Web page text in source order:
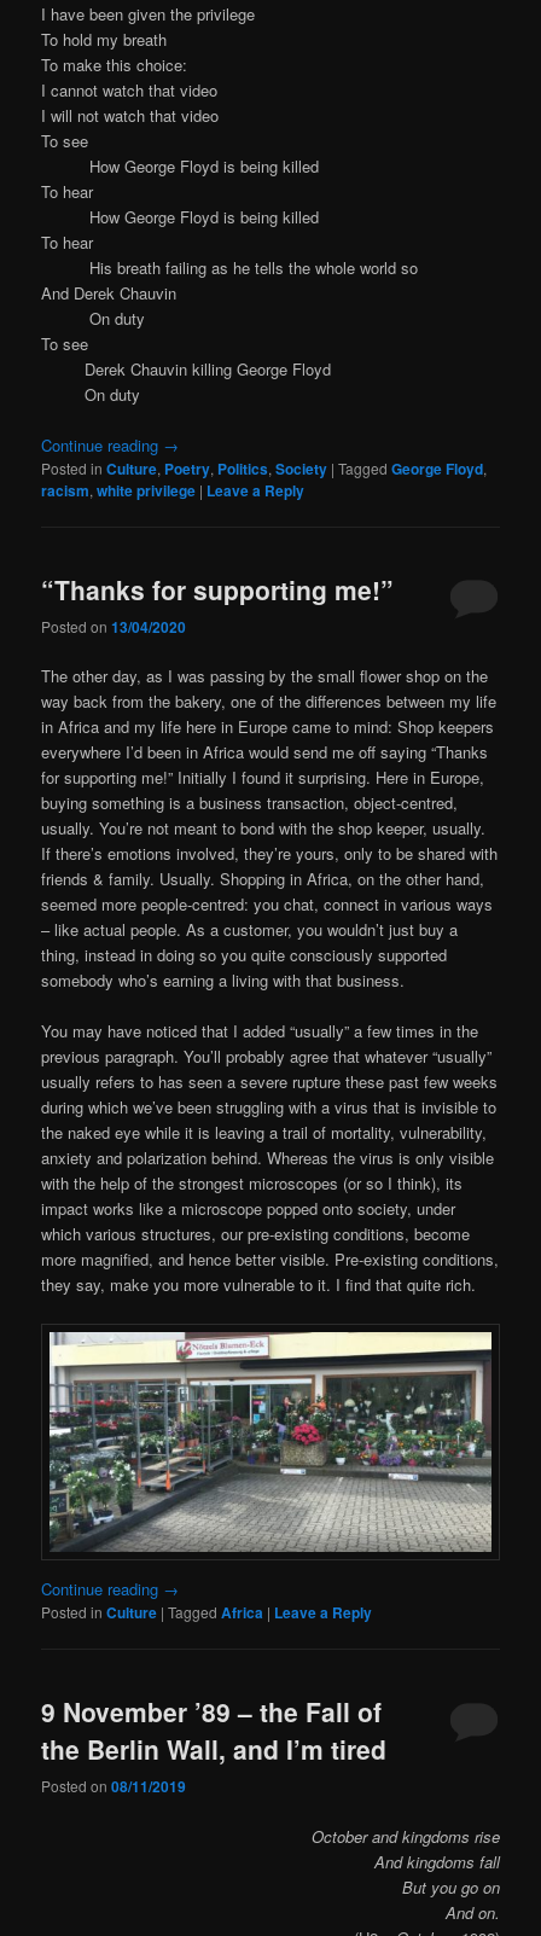
I have been given the privilege
To hold my breath
To make this choice:
I cannot watch that video
I will not watch that video
To see
How George Floyd is being killed
To hear
How George Floyd is being killed
To hear
His breath failing as he tells the whole world so
And Derek Chauvin
On duty
To see
Derek Chauvin killing George Floyd
On duty
Continue reading →
Posted in Culture, Poetry, Politics,Society |Tagged George Floyd,
racism,white privilege | Leave a Reply
“Thanks for supporting me!”
Posted on13/04/2020
The other day, as I was passing by the small flower shop on the
way back from the bakery, one of the differences between my life
in Africa and my life here in Europe came to mind: Shop keepers
everywhere I’d been in Africa would send me off saying “Thanks
for supporting me!” Initially I found it surprising. Here in Europe,
buying something is a business transaction, object-centred,
usually. You’re not meant to bond with the shop keeper, usually.
If there’s emotions involved, they’re yours, only to be shared with
friends & family. Usually. Shopping in Africa, on the other hand,
seemed more people-centred: you chat, connect in various ways
– like actual people. As a customer, you wouldn’t just buy a
thing, instead in doing so you quite consciously supported
somebody who’s earning a living with that business.
You may have noticed that I added “usually” a few times in the
previous paragraph. You’ll probably agree that whatever “usually”
usually refers to has seen a severe rupture these past few weeks
during which we’ve been struggling with a virus that is invisible to
the naked eye while it is leaving a trail of mortality, vulnerability,
anxiety and polarization behind. Whereas the virus is only visible
with the help of the strongest microscopes (or so I think), its
impact works like a microscope popped onto society, under
which various structures, our pre-existing conditions, become
more magnified, and hence better visible. Pre-existing conditions,
they say, make you more vulnerable to it. I find that quite rich.
Continue reading →
Posted in Culture |Tagged Africa | Leave a Reply
9 November ’89 – the Fall of
the Berlin Wall, and I’m tired
Posted on08/11/2019
October and kingdoms rise
And kingdoms fall
But you go on
And on.